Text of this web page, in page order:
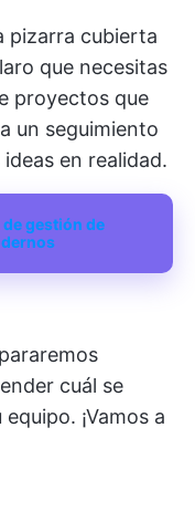
pizarra cubierta
que necesitas
proyectos que
un seguimiento
en realidad.
gestión de
cuál se
¡Vamos a